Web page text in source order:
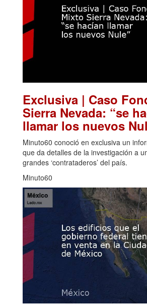
Exclusiva | Caso
Sierra Nevada: “se
llamar los nuevos
Minuto60 conoció en exclusiva un
que da detalles de la investigación a
grandes ‘contrataderos’ del país.
Minuto60